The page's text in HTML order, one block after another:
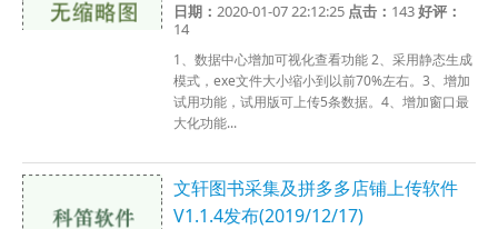
日期：2020-01-07 22:12:25 点击： 143好评：
14
1、数据中心增加可视化查看功能 2、采用静态生成
模式，exe文件大小缩小到以前70%左右。3、增加
试用功能，试用版可上传5条数据。4、增加窗口最
大化功能...
文轩图书采集及拼多多店铺上传软件
V1.1.4发布(2019/12/17)